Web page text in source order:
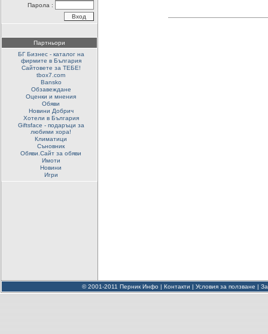
Парола :
Партньори
БГ Бизнес - каталог на
фирмите в България
Сайтовете за ТЕБЕ!
tbox7.com
Bansko
Обзавеждане
Оценки и мнения
Обяви
Новини Добрич
Хотели в България
Giftsface - подаръци за
любими хора!
Климатици
Съновник
Обяви.Сайт за обяви
Имоти
Новини
Игри
© 2001-2011 Перник Инфо | Контакти | Условия за ползване |